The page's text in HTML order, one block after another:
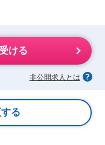
ける
非公開求人とは
る